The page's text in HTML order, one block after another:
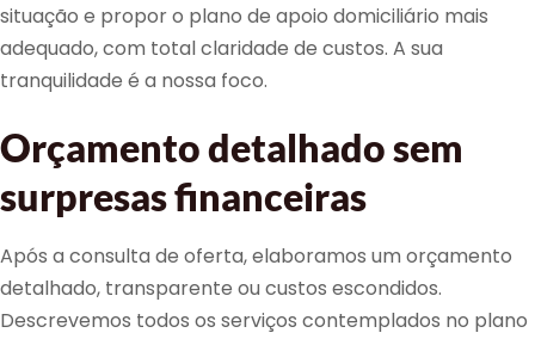
situação e propor o plano de apoio domiciliário mais
adequado, com total claridade de custos. A sua
tranquilidade é a nossa foco.
Orçamento detalhado sem
surpresas financeiras
Após a consulta de oferta, elaboramos um orçamento
detalhado, transparente ou custos escondidos.
Descrevemos todos os serviços contemplados no plano